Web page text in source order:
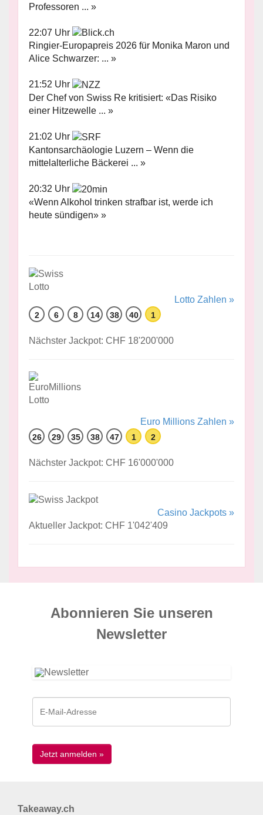
Professoren ... »
22:07 Uhr
Ringier-Europapreis 2026 für Monika Maron und
Alice Schwarzer: ... »
21:52 Uhr
Der Chef von Swiss Re kritisiert: «Das Risiko
einer Hitzewelle ... »
21:02 Uhr
Kantonsarchäologie Luzern – Wenn die
mittelalterliche Bäckerei ... »
20:32 Uhr
«Wenn Alkohol trinken strafbar ist, werde ich
heute sündigen» »
Lotto Zahlen »
2 6 8 14 38 40 1
Nächster Jackpot: CHF 18'200'000
Euro Millions Zahlen »
26 29 35 38 47 1 2
Nächster Jackpot: CHF 16'000'000
Casino Jackpots »
Aktueller Jackpot: CHF 1'042'409
Abonnieren Sie unseren
News­letter
Takeaway.ch